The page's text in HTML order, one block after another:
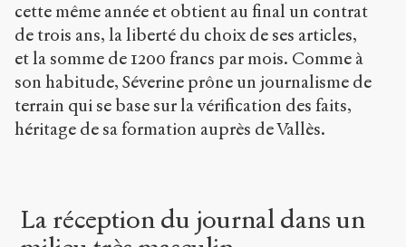
cette même année et obtient au final un contrat
de trois ans, la liberté du choix de ses articles,
et la somme de 1200 francs par mois. Comme à
son habitude, Séverine prône un journalisme de
terrain qui se base sur la vérification des faits,
héritage de sa formation auprès de Vallès.
La réception du journal dans un